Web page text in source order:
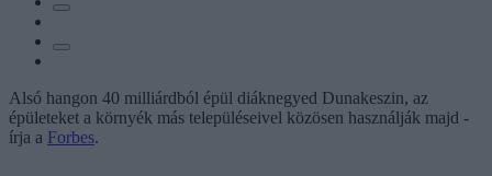
Alsó hangon 40 milliárdból épül diáknegyed Dunakeszin, az
épületeket a környék más településeivel közösen használják majd -
írja a Forbes.